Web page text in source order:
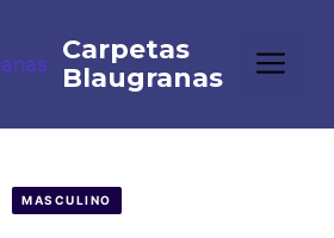
MASCULINO